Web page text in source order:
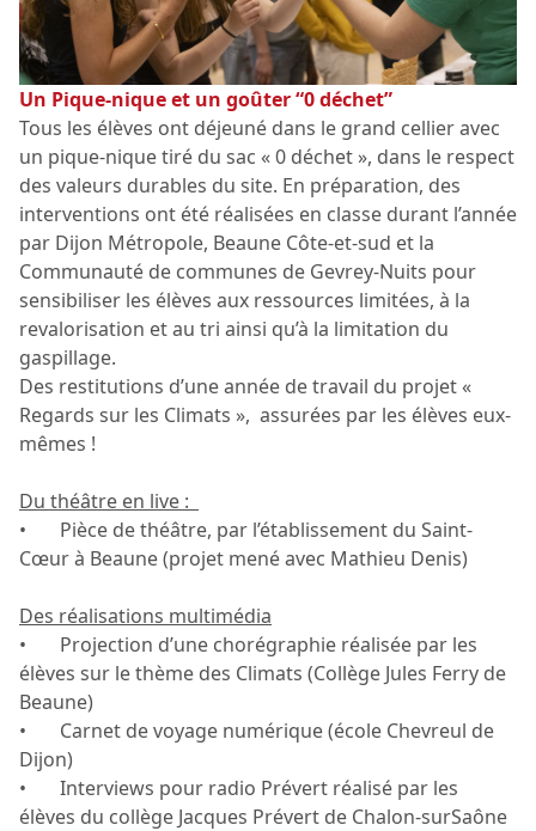
Un Pique-nique et un goûter “0 déchet”
Tous les élèves ont déjeuné dans le grand cellier avec
un pique-nique tiré du sac « 0 déchet », dans le respect
des valeurs durables du site. En préparation, des
interventions ont été réalisées en classe durant l’année
par Dijon Métropole, Beaune Côte-et-sud et la
Communauté de communes de Gevrey-Nuits pour
sensibiliser les élèves aux ressources limitées, à la
revalorisation et au tri ainsi qu’à la limitation du
gaspillage.
Des restitutions d’une année de travail du projet «
Regards sur les Climats », assurées par les élèves eux-
mêmes !
Du théâtre en live :
• Pièce de théâtre, par l’établissement du Saint-
Cœur à Beaune (projet mené avec Mathieu Denis)
Des réalisations multimédia
• Projection d’une chorégraphie réalisée par les
élèves sur le thème des Climats (Collège Jules Ferry de
Beaune)
• Carnet de voyage numérique (école Chevreul de
Dijon)
• Interviews pour radio Prévert réalisé par les
élèves du collège Jacques Prévert de Chalon-surSaône